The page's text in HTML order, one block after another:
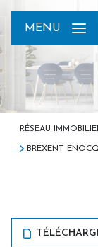
MENU
RÉSEAU
BREXENT ENOCQ